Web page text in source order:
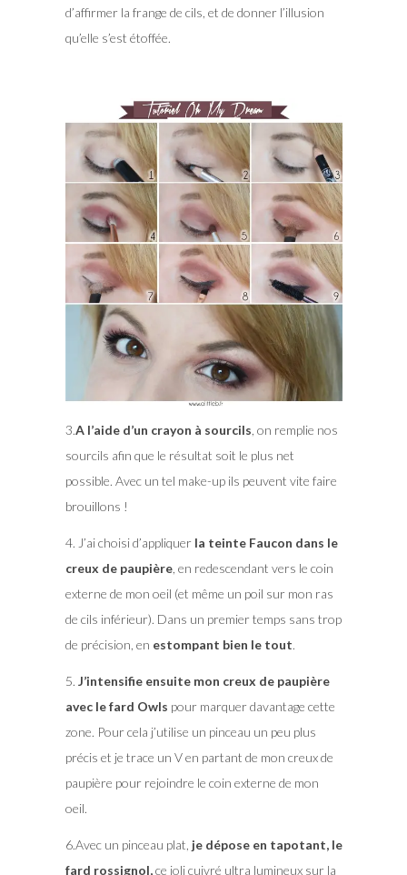
d’affirmer la frange de cils, et de donner l’illusion
qu’elle s’est étoffée.
3.A l’aide d’un crayon à sourcils , on remplie nos
sourcils afin que le résultat soit le plus net
possible. Avec un tel make-up ils peuvent vite faire
brouillons !
4. J’ai choisi d’appliquerla teinte Faucon dans le
creux de paupière, en redescendant vers le coin
externe de mon oeil (et même un poil sur mon ras
de cils inférieur). Dans un premier temps sans trop
de précision, en estompant bien le tout.
5. J’intensifie ensuite mon creux de paupière
avec le fard Owls pour marquer davantage cette
zone. Pour cela j’utilise un pinceau un peu plus
précis et je trace un V en partant de mon creux de
paupière pour rejoindre le coin externe de mon
oeil.
6.Avec un pinceau plat, je dépose en tapotant, le
fard rossignol,ce joli cuivré ultra lumineux sur la